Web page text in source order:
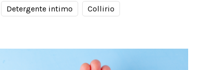
Detergente intimo
Collirio